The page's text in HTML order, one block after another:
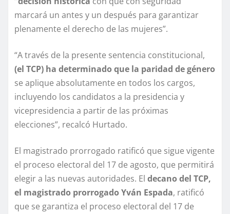
marcará un antes y un después para garantizar
plenamente el derecho de las mujeres”.
“A través de la presente sentencia constitucional,
(el TCP) ha determinado que la paridad de género
se aplique absolutamente en todos los cargos,
incluyendo los candidatos a la presidencia y
vicepresidencia a partir de las próximas
elecciones”, recalcó Hurtado.
El magistrado prorrogado ratificó que sigue vigente
el proceso electoral del 17 de agosto, que permitirá
elegir a las nuevas autoridades. El decano del TCP,
el magistrado prorrogado Yván Espada, ratificó
que se garantiza el proceso electoral del 17 de